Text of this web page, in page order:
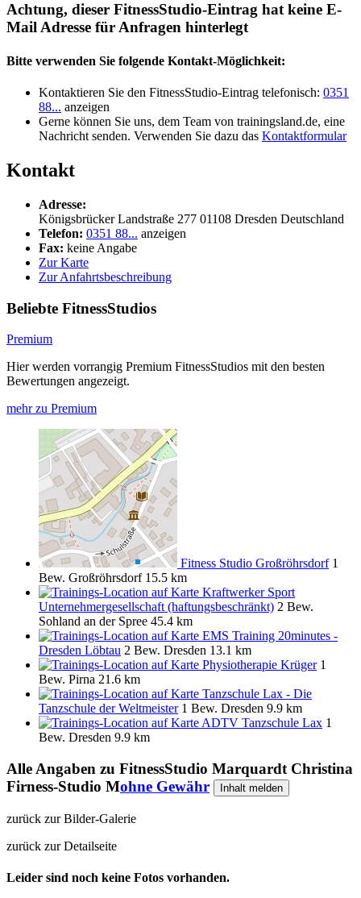
Achtung, dieser FitnessStudio-Eintrag hat keine E-
Mail Adresse für Anfragen hinterlegt
Bitte verwenden Sie folgende Kontakt-Möglichkeit:
Kontaktieren Sie den FitnessStudio-Eintrag telefonisch: 0351
88... anzeigen
Gerne können Sie uns, dem Team von trainingsland.de, eine
Nachricht senden. Verwenden Sie dazu das Kontaktformular
Kontakt
Adresse:
Königsbrücker Landstraße 277 01108 Dresden Deutschland
Telefon: 0351 88... anzeigen
Fax: keine Angabe
Zur Karte
Zur Anfahrtsbeschreibung
Beliebte FitnessStudios
Premium
Hier werden vorrangig Premium FitnessStudios mit den besten
Bewertungen angezeigt.
mehr zu Premium
Fitness Studio Großröhrsdorf 1
Bew. Großröhrsdorf 15.5 km
Kraftwerker Sport
Unternehmergesellschaft (haftungsbeschränkt) 2 Bew.
Sohland an der Spree 45.4 km
EMS Training 20minutes -
Dresden Löbtau 2 Bew. Dresden 13.1 km
Physiotherapie Krüger 1
Bew. Pirna 21.6 km
Tanzschule Lax - Die
Tanzschule der Weltmeister 1 Bew. Dresden 9.9 km
ADTV Tanzschule Lax 1
Bew. Dresden 9.9 km
Alle Angaben zu FitnessStudio Marquardt Christina
Firness-Studio Mohne Gewähr Inhalt melden
zurück zur Bilder-Galerie
zurück zur Detailseite
Leider sind noch keine Fotos vorhanden.